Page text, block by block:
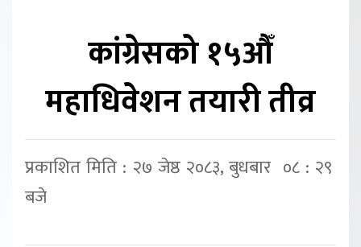
कांग्रेसको १५औँ
महाधिवेशन तयारी तीव्र
प्रकाशित मिति : २७ जेष्ठ २०८३, बुधबार ०८ : २९
बजे